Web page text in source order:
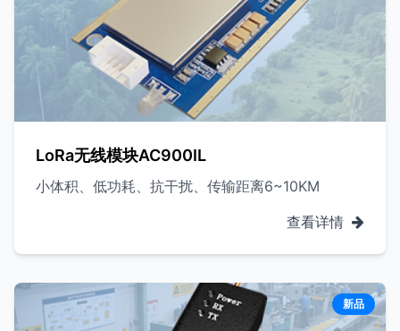
LoRa无线模块AC900IL
小体积、低功耗、抗干扰、传输距离6~10KM
查看详情
新品